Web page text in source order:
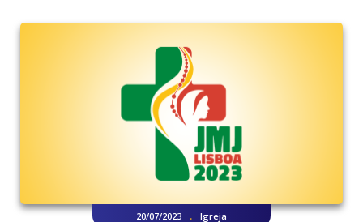
20/07/2023 . Igreja